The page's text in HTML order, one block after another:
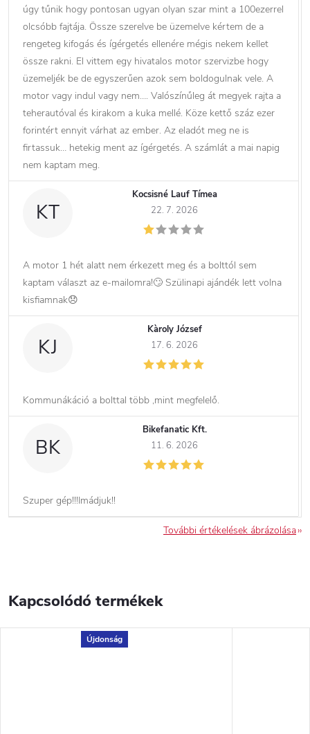
úgy tűnik hogy pontosan ugyan olyan szar mint a 100ezerrel
olcsóbb fajtája. Össze szerelve be üzemelve kértem de a
rengeteg kifogás és ígérgetés ellenére mégis nekem kellet
össze rakni. El vittem egy hivatalos motor szervizbe hogy
üzemeljék be de egyszerűen azok sem boldogulnak vele. A
motor vagy indul vagy nem…. Valószínűleg át megyek rajta a
teherautóval és kirakom a kuka mellé. Köze kettő száz ezer
forintért ennyit várhat az ember. Az eladót meg ne is
firtassuk… hetekig ment az ígérgetés. A számlát a mai napig
nem kaptam meg.
KT
Kocsisné Lauf Tímea
22. 7. 2026
A motor 1 hét alatt nem érkezett meg és a bolttól sem
kaptam választ az e-mailomra!🙄 Szülinapi ajándék lett volna
kisfiamnak😞
KJ
Kàroly József
17. 6. 2026
Kommunákáció a bolttal több ,mint megfelelő.
BK
Bikefanatic Kft.
11. 6. 2026
Szuper gép!!!Imádjuk!!
További értékelések ábrázolása
Kapcsolódó termékek
Újdonság